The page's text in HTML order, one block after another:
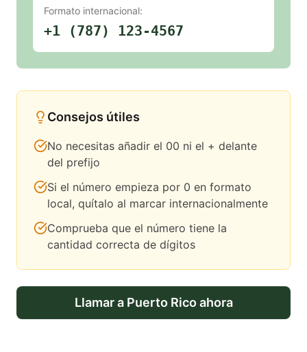
Formato internacional:
+1 (787) 123-4567
Consejos útiles
No necesitas añadir el 00 ni el + delante
del prefijo
Si el número empieza por 0 en formato
local, quítalo al marcar internacionalmente
Comprueba que el número tiene la
cantidad correcta de dígitos
Llamar a Puerto Ricoahora